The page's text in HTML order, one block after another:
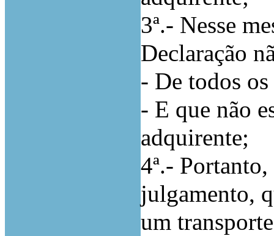
3ª.- Nesse
Declaração
- De todos
- E que não
adquirente;
4ª.-
julgamento,
um